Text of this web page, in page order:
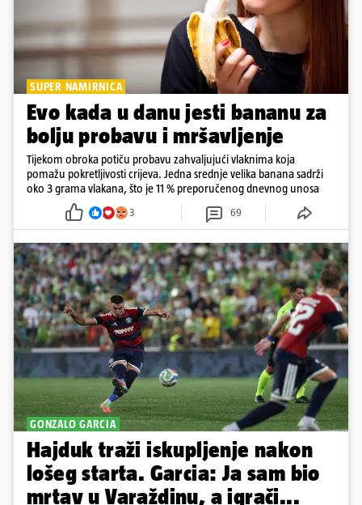
SUPER NAMIRNICA
Evo kada u danu jesti bananu za
bolju probavu i mršavljenje
Tijekom obroka potiču probavu zahvaljujući vlaknima koja
pomažu pokretljivosti crijeva. Jedna srednje velika banana sadrži
oko 3 grama vlakana, što je 11 % preporučenog dnevnog unosa
3 69
GONZALO GARCIA
Hajduk traži iskupljenje nakon
lošeg starta. Garcia: Ja sam bio
mrtav u Varaždinu, a igrači...